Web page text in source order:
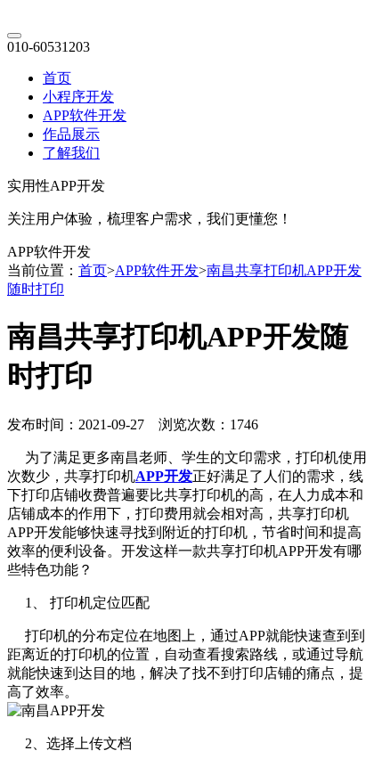
010-60531203
首页
小程序开发
APP软件开发
作品展示
了解我们
实用性APP开发
关注用户体验，梳理客户需求，我们更懂您！
APP软件开发
当前位置： 首页>APP软件开发>南昌共享打印机APP开发
随时打印
南昌共享打印机APP开发随
时打印
发布时间：2021-09-27 浏览次数：1746
为了满足更多南昌老师、学生的文印需求，打印机使用
次数少，共享打印机APP开发正好满足了人们的需求，线
下打印店铺收费普遍要比共享打印机的高，在人力成本和
店铺成本的作用下，打印费用就会相对高，共享打印机
APP开发能够快速寻找到附近的打印机，节省时间和提高
效率的便利设备。开发这样一款共享打印机APP开发有哪
些特色功能？
1、 打印机定位匹配
打印机的分布定位在地图上，通过APP就能快速查到到
距离近的打印机的位置，自动查看搜索路线，或通过导航
就能快速到达目的地，解决了找不到打印店铺的痛点，提
高了效率。
2、选择上传文档